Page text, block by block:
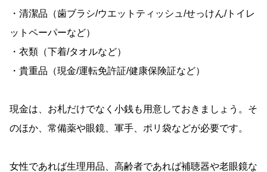
・清潔品（歯ブラシ/ウエットティッシュ/せっけん/トイレ
ットペーパーなど）
・衣類（下着/タオルなど）
・貴重品（現金/運転免許証/健康保険証など）
現金は、お札だけでなく小銭も用意しておきましょう。そ
のほか、常備薬や眼鏡、軍手、ポリ袋などが必要です。
女性であれば生理用品、高齢者であれば補聴器や老眼鏡な